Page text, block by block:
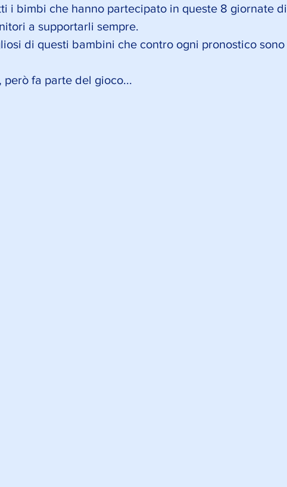
i bimbi che hanno partecipato in queste 8 giornate di
a supportarli sempre.
di questi bambini che contro ogni pronostico sono
fa parte del gioco...